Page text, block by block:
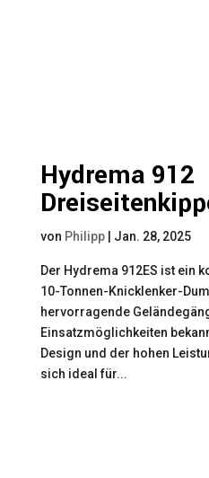
Hydrema 912
von Philipp| Jan. 28, 2025
Der Hydrema 912ES ist ein
10-Tonnen-Knicklenker-
hervorragende
Einsatzmöglichkeiten
Design und der hohen
sich ideal für...